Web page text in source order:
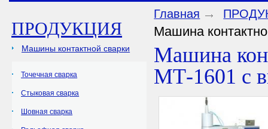
ПРОДУКЦИЯ
Машины контактной сварки
Точечная сварка
Стыковая сварка
Шовная сварка
Главная
Машина
Машина
МТ-1601 с